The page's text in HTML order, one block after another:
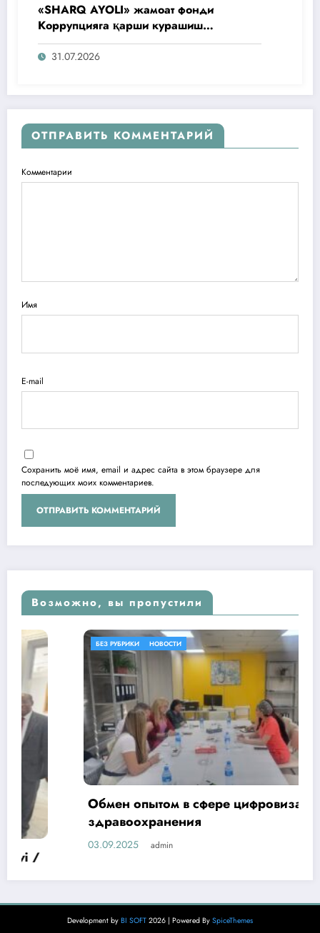
«SHARQ AYOLI» жамоат фонди
Коррупцияга қарши курашиш
агентлигидаги жамоат эшитувида
ташаббусларини тақдим этди
31.07.2026
ОТПРАВИТЬ КОММЕНТАРИЙ
Комментарии
Имя
E-mail
Сохранить моё имя, email и адрес сайта в этом браузере для
последующих моих комментариев.
Возможно, вы пропустили
НОВОСТИ
Обмен опытом в сфере цифровизации
здравоохранения
admin
Development by BI SOFT 2026 | Powered By SpiceThemes